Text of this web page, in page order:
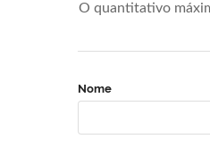
O quantitativo
Nome